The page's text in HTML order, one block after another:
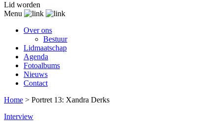
Lid worden
Menu
Over ons
Bestuur
Lidmaatschap
Agenda
Fotoalbums
Nieuws
Contact
Home > Portret 13: Xandra Derks
Interview